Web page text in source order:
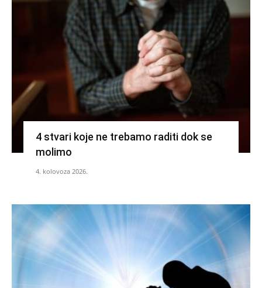
4 stvari koje ne trebamo raditi dok se
molimo
4. kolovoza 2026.